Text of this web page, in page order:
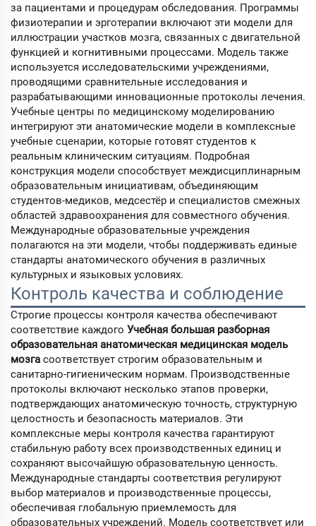
за пациентами и процедурам обследования. Программы
физиотерапии и эрготерапии включают эти модели для
иллюстрации участков мозга, связанных с двигательной
функцией и когнитивными процессами. Модель также
используется исследовательскими учреждениями,
проводящими сравнительные исследования и
разрабатывающими инновационные протоколы лечения.
Учебные центры по медицинскому моделированию
интегрируют эти анатомические модели в комплексные
учебные сценарии, которые готовят студентов к
реальным клиническим ситуациям. Подробная
конструкция модели способствует междисциплинарным
образовательным инициативам, объединяющим
студентов-медиков, медсестёр и специалистов смежных
областей здравоохранения для совместного обучения.
Международные образовательные учреждения
полагаются на эти модели, чтобы поддерживать единые
стандарты анатомического обучения в различных
культурных и языковых условиях.
Контроль качества и соблюдение
Строгие процессы контроля качества обеспечивают
соответствие каждого Учебная большая разборная
образовательная анатомическая медицинская модель
мозга соответствует строгим образовательным и
санитарно-гигиеническим нормам. Производственные
протоколы включают несколько этапов проверки,
подтверждающих анатомическую точность, структурную
целостность и безопасность материалов. Эти
комплексные меры контроля качества гарантируют
стабильную работу всех производственных единиц и
сохраняют высочайшую образовательную ценность.
Международные стандарты соответствия регулируют
выбор материалов и производственные процессы,
обеспечивая глобальную приемлемость для
образовательных учреждений. Модель соответствует или